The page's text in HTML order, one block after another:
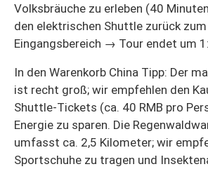
Volksbräuche zu erleben (40
den elektrischen Shuttle zurück
Eingangsbereich → Tour endet um
In den Warenkorb China Tipp: Der
ist recht groß; wir empfehlen den
Shuttle-Tickets (ca. 40 RMB pro
Energie zu sparen. Die
umfasst ca. 2,5 Kilometer; wir
Sportschuhe zu tragen und